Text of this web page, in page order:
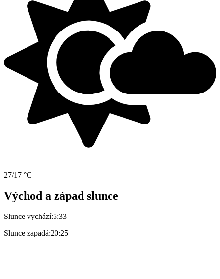
27/17 °C
Východ a západ slunce
Slunce vychází:5:33
Slunce zapadá:20:25